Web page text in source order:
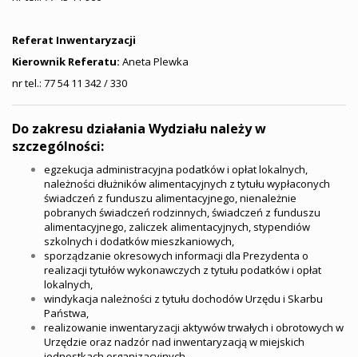
Referat Inwentaryzacji
Kierownik Referatu: Aneta Plewka
nr tel.: 77 54 11 342 / 330
Do zakresu działania Wydziału należy w
szczególności:
egzekucja administracyjna podatków i opłat lokalnych,
należności dłużników alimentacyjnych z tytułu wypłaconych
świadczeń z funduszu alimentacyjnego, nienależnie
pobranych świadczeń rodzinnych, świadczeń z funduszu
alimentacyjnego, zaliczek alimentacyjnych, stypendiów
szkolnych i dodatków mieszkaniowych,
sporządzanie okresowych informacji dla Prezydenta o
realizacji tytułów wykonawczych z tytułu podatków i opłat
lokalnych,
windykacja należności z tytułu dochodów Urzędu i Skarbu
Państwa,
realizowanie inwentaryzacji aktywów trwałych i obrotowych w
Urzędzie oraz nadzór nad inwentaryzacją w miejskich